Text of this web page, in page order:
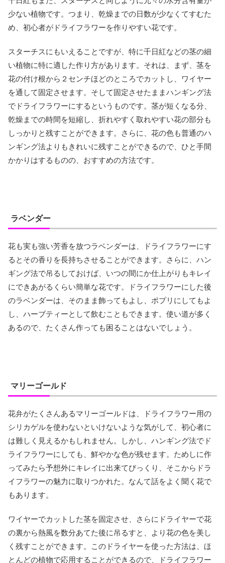
少ない植物です。つまり、乾燥までの日数が少なくてすむた
め、初心者がドライフラワーを作りやすい花です。
スターチスにもいえることですが、特に千日紅などの茎の細
い植物に特に適した作り方があります。それは、まず、茎を
花の付け根から２センチほどのところでカットし、ワイヤー
を通して固定させます。そして固定させたままハンギング法
でドライフラワーにするというものです。茎が短くなる分、
乾燥までの時間を短縮し、折れやすく取れやすい花の部分も
しっかりと残すことができます。さらに、花の色も普通のハ
ンギング法よりもきれいに残すことができるので、ひと手間
かかりはするものの、おすすめの方法です。
ラベンダー
花も実も強い芳香を放つラベンダーは、ドライフラワーにす
るとその香りを長持ちさせることができます。さらに、ハン
ギング法で吊るしておけば、いつの間にか仕上がりもキレイ
にできあがるくらい簡単な花です。ドライフラワーにした後
のラベンダーは、そのまま飾ってもよし、ポプリにしてもよ
し、ハーブティーとして飲むこともできます。使い道が多く
あるので、たくさん作っても困ることはないでしょう。
マリーゴールド
花弁がたくさんあるマリーゴールドは、ドライフラワー用の
シリカゲルを使わないといけないような気がして、初心者に
は難しく見えるかもしれません。しかし、ハンギング法でド
ライフラワーにしても、鮮やかな色が残せます。ためしに作
ってみたら予想外にキレイに出来てびっくり、そこからドラ
イフラワーの魅力に取りつかれた。なんて話をよく聞く花で
もあります。
ワイヤーでカットした茎を固定させ、さらにドライヤーで花
の裏から熱風を数分あてた後に吊るすと、より花の色を美し
く残すことができます。このドライヤーを使った方法は、ほ
とんどの植物で応用することができるので、ドライフラワー